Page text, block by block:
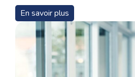
épanouir dans votre
compétences.
Pour un recrutement en
commercial
à Lyon 1er
niveaux de formation, les
En savoir plus